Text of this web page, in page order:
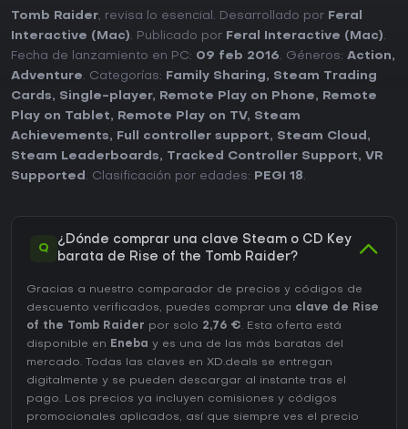
Tomb Raider, revisa lo esencial. Desarrollado por Feral
Interactive (Mac). Publicado por Feral Interactive (Mac).
Fecha de lanzamiento en PC: 09 feb 2016. Géneros: Action,
Adventure. Categorías: Family Sharing, Steam Trading
Cards, Single-player, Remote Play on Phone,
Remote
Play on Tablet, Remote Play on TV, Steam
Achievements, Full controller support, Steam Cloud ,
Steam Leaderboards, Tracked Controller Support, VR
Supported . Clasificación por edades: PEGI 18.
Q
¿Dónde comprar una clave Steam o CD Key
barata de Rise of the Tomb Raider?
Gracias a nuestro comparador de precios y códigos de
descuento verificados, puedes comprar una clave de Rise
of the Tomb Raider por solo 2,76 €. Esta oferta está
disponible en Eneba y es una de las más baratas del
mercado. Todas las claves en XD.deals se entregan
digitalmente y se pueden descargar al instante tras el
pago. Los precios ya incluyen comisiones y códigos
promocionales aplicados, así que siempre ves el precio